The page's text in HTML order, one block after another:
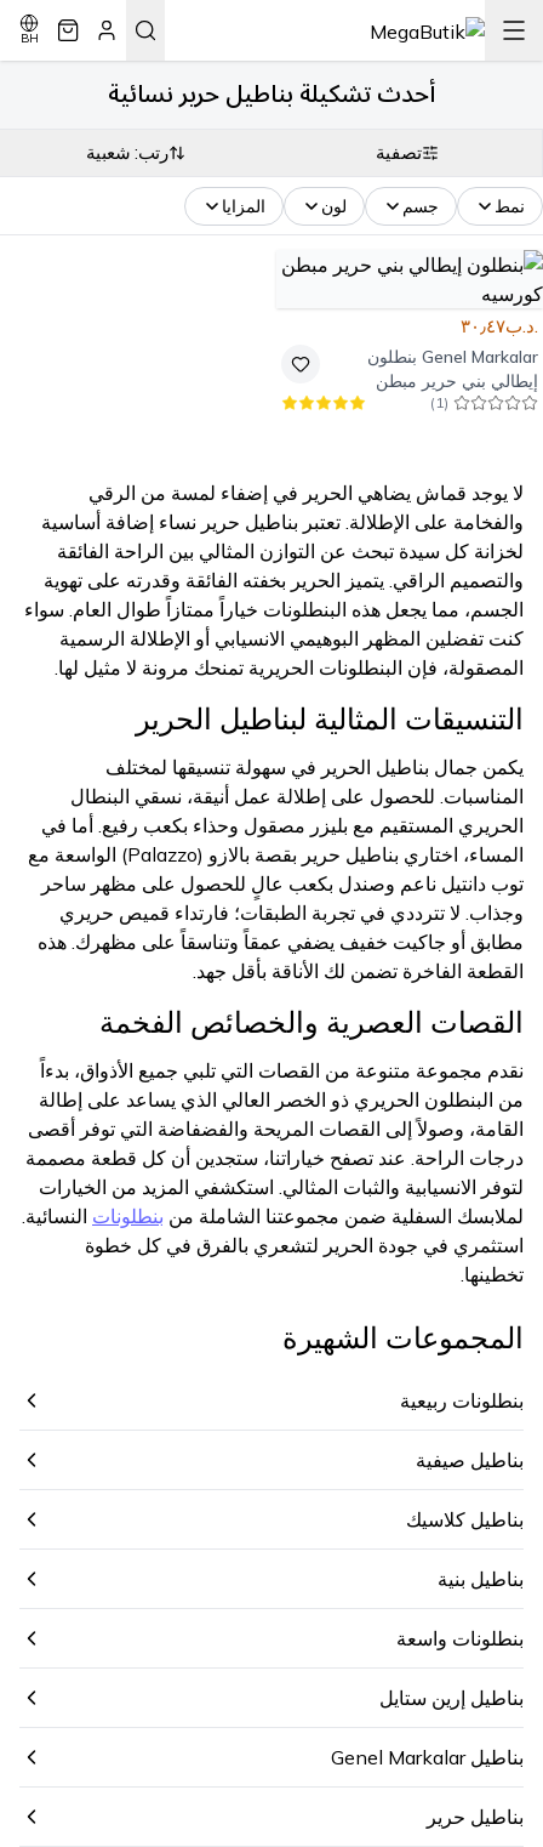
BH
أحدث تشكيلة بناطيل حرير نسائية
تصفية رتب: شعبية
نمط جسم لون المزايا
.د.ب٣٠٫٤٧
Genel Markalar بنطلون
إيطالي بني حرير مبطن
كورسيه
(
1
)
لا يوجد قماش يضاهي الحرير في إضفاء لمسة من الرقي
والفخامة على الإطلالة. تعتبر بناطيل حرير نساء إضافة أساسية
لخزانة كل سيدة تبحث عن التوازن المثالي بين الراحة الفائقة
والتصميم الراقي. يتميز الحرير بخفته الفائقة وقدرته على تهوية
الجسم، مما يجعل هذه البنطلونات خياراً ممتازاً طوال العام. سواء
كنت تفضلين المظهر البوهيمي الانسيابي أو الإطلالة الرسمية
المصقولة، فإن البنطلونات الحريرية تمنحك مرونة لا مثيل لها.
التنسيقات المثالية لبناطيل الحرير
يكمن جمال بناطيل الحرير في سهولة تنسيقها لمختلف
المناسبات. للحصول على إطلالة عمل أنيقة، نسقي البنطال
الحريري المستقيم مع بليزر مصقول وحذاء بكعب رفيع. أما في
المساء، اختاري بناطيل حرير بقصة بالازو (Palazzo) الواسعة مع
توب دانتيل ناعم وصندل بكعب عالٍ للحصول على مظهر ساحر
وجذاب. لا تترددي في تجربة الطبقات؛ فارتداء قميص حريري
مطابق أو جاكيت خفيف يضفي عمقاً وتناسقاً على مظهرك. هذه
القطعة الفاخرة تضمن لك الأناقة بأقل جهد.
القصات العصرية والخصائص الفخمة
نقدم مجموعة متنوعة من القصات التي تلبي جميع الأذواق، بدءاً
من البنطلون الحريري ذو الخصر العالي الذي يساعد على إطالة
القامة، وصولاً إلى القصات المريحة والفضفاضة التي توفر أقصى
درجات الراحة. عند تصفح خياراتنا، ستجدين أن كل قطعة مصممة
لتوفر الانسيابية والثبات المثالي. استكشفي المزيد من الخيارات
لملابسك السفلية ضمن مجموعتنا الشاملة من بنطلونات النسائية.
استثمري في جودة الحرير لتشعري بالفرق في كل خطوة
تخطينها.
المجموعات الشهيرة
بنطلونات ربيعية
بناطيل صيفية
بناطيل كلاسيك
بناطيل بنية
بنطلونات واسعة
بناطيل إرين ستايل
بناطيل Genel Markalar
بناطيل حرير